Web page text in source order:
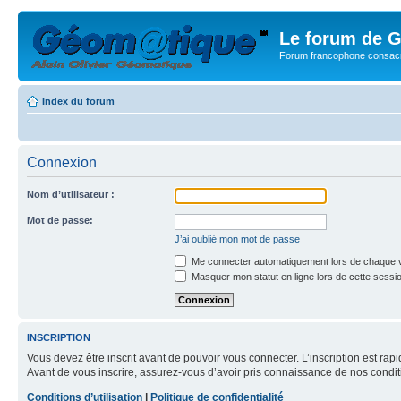
Le forum de
Forum francophone
Index du forum
Connexion
Nom d’utilisateur :
Mot de passe:
J’ai oublié mon mot de passe
Me connecter automatiquement lors de chaque
Masquer mon statut en ligne lors de cette
INSCRIPTION
Vous devez être inscrit avant de pouvoir vous connecter. L’inscription est
Avant de vous inscrire, assurez-vous d’avoir pris connaissance de nos
Conditions d’utilisation
Politique de confidentialité